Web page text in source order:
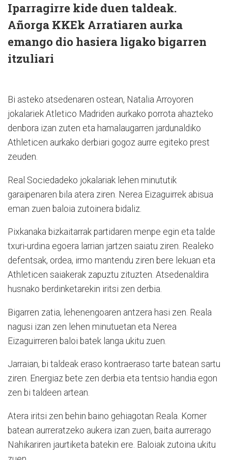
Iparragirre kide duen taldeak.
Añorga KKEk Arratiaren aurka
emango dio hasiera ligako bigarren
itzuliari
Bi asteko atsedenaren ostean, Natalia Arroyoren
jokalariek Atletico Madriden aurkako porrota ahazteko
denbora izan zuten eta hamalaugarren jardunaldiko
Athleticen aurkako derbiari gogoz aurre egiteko prest
zeuden.
Real Sociedadeko jokalariak lehen minututik
garaipenaren bila atera ziren. Nerea Eizaguirrek abisua
eman zuen baloia zutoinera bidaliz.
Pixkanaka bizkaitarrak partidaren menpe egin eta talde
txuri-urdina egoera larrian jartzen saiatu ziren. Realeko
defentsak, ordea, irmo mantendu ziren bere lekuan eta
Athleticen saiakerak zapuztu zituzten. Atsedenaldira
husnako berdinketarekin iritsi zen derbia.
Bigarren zatia, lehenengoaren antzera hasi zen. Reala
nagusi izan zen lehen minutuetan eta Nerea
Eizaguirreren baloi batek langa ukitu zuen.
Jarraian, bi taldeak eraso kontraeraso tarte batean sartu
ziren. Energiaz bete zen derbia eta tentsio handia egon
zen bi taldeen artean.
Atera iritsi zen behin baino gehiagotan Reala. Korner
batean aurreratzeko aukera izan zuen, baita aurrerago
Nahikariren jaurtiketa batekin ere. Baloiak zutoina ukitu